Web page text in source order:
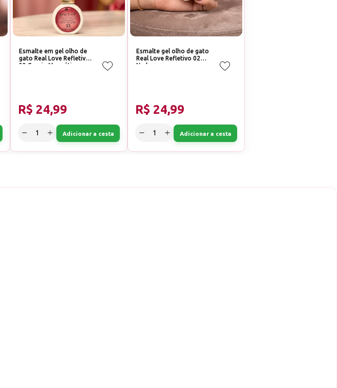
Esmalte em gel olho de
gato Real Love Refletivo
33 Cereja Magnético
R$ 24,99
Adicionar a cesta
Esmalte gel olho de gato
Real Love Refletivo 02
Nude
R$ 24,99
Adicionar a cesta